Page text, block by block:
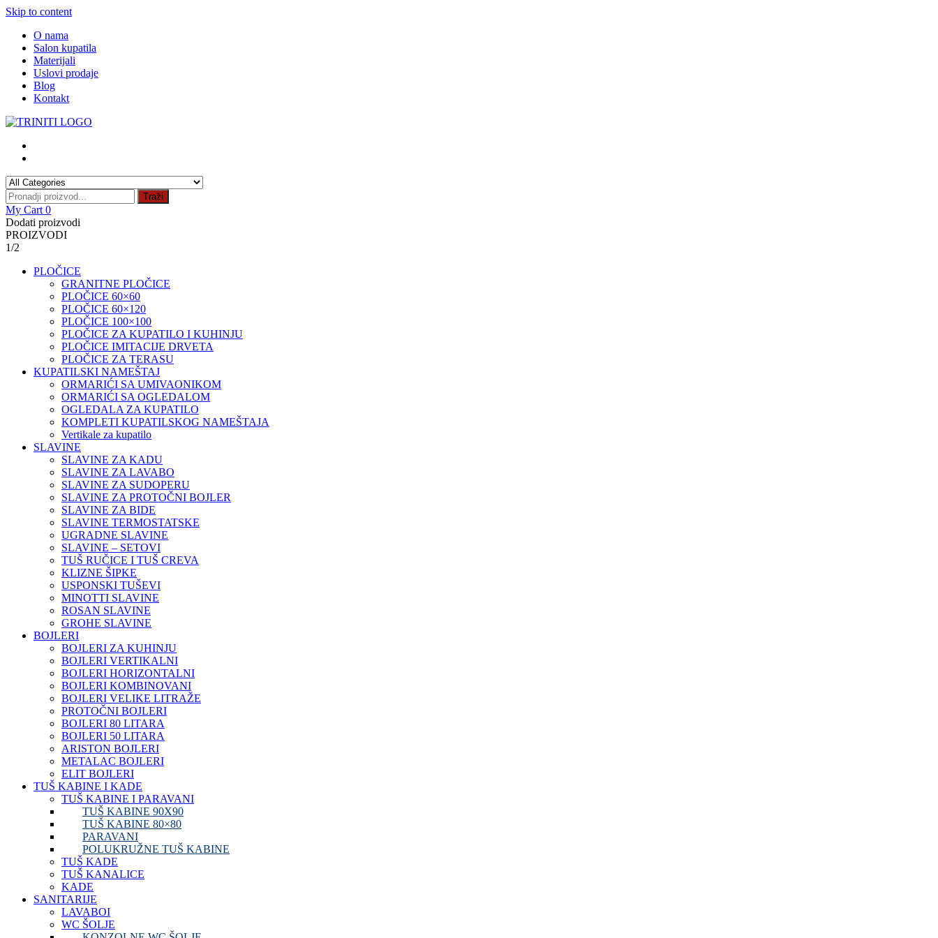
Skip to content
O nama
Salon kupatila
Materijali
Uslovi prodaje
Blog
Kontakt
Traži
My Cart 0
Dodati proizvodi
PROIZVODI
1/2
PLOČICE
GRANITNE PLOČICE
PLOČICE 60×60
PLOČICE 60×120
PLOČICE 100×100
PLOČICE ZA KUPATILO I KUHINJU
PLOČICE IMITACIJE DRVETA
PLOČICE ZA TERASU
KUPATILSKI NAMEŠTAJ
ORMARIĆI SA UMIVAONIKOM
ORMARIĆI SA OGLEDALOM
OGLEDALA ZA KUPATILO
KOMPLETI KUPATILSKOG NAMEŠTAJA
Vertikale za kupatilo
SLAVINE
SLAVINE ZA KADU
SLAVINE ZA LAVABO
SLAVINE ZA SUDOPERU
SLAVINE ZA PROTOČNI BOJLER
SLAVINE ZA BIDE
SLAVINE TERMOSTATSKE
UGRADNE SLAVINE
SLAVINE – SETOVI
TUŠ RUČICE I TUŠ CREVA
KLIZNE ŠIPKE
USPONSKI TUŠEVI
MINOTTI SLAVINE
ROSAN SLAVINE
GROHE SLAVINE
BOJLERI
BOJLERI ZA KUHINJU
BOJLERI VERTIKALNI
BOJLERI HORIZONTALNI
BOJLERI KOMBINOVANI
BOJLERI VELIKE LITRAŽE
PROTOČNI BOJLERI
BOJLERI 80 LITARA
BOJLERI 50 LITARA
ARISTON BOJLERI
METALAC BOJLERI
ELIT BOJLERI
TUŠ KABINE I KADE
TUŠ KABINE I PARAVANI
TUŠ KABINE 90X90
TUŠ KABINE 80×80
PARAVANI
POLUKRUŽNE TUŠ KABINE
TUŠ KADE
TUŠ KANALICE
KADE
SANITARIJE
LAVABOI
WC ŠOLJE